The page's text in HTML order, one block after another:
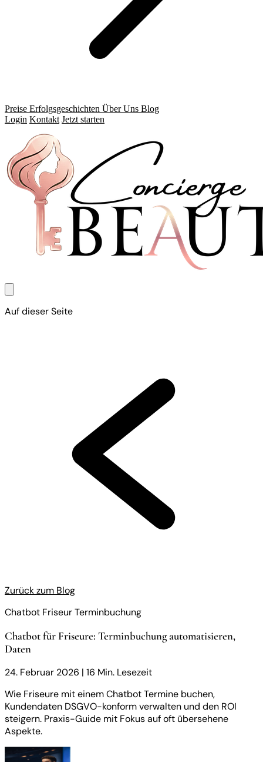
Preise Erfolgsgeschichten Über Uns Blog
Login Kontakt Jetzt starten
Auf dieser Seite
Zurück zum Blog
Chatbot Friseur Terminbuchung
Chatbot für Friseure: Terminbuchung automatisieren,
Daten
24. Februar 2026 | 16 Min. Lesezeit
Wie Friseure mit einem Chatbot Termine buchen,
Kundendaten DSGVO-konform verwalten und den ROI
steigern. Praxis-Guide mit Fokus auf oft übersehene
Aspekte.